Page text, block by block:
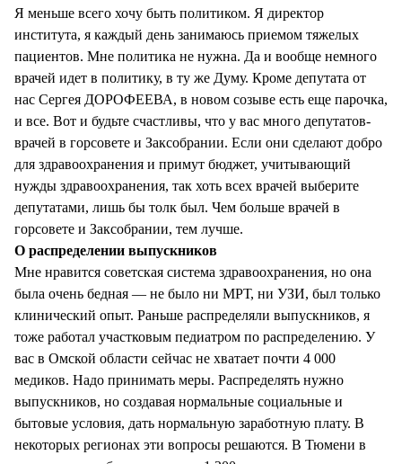
Я меньше всего хочу быть политиком. Я директор
института, я каждый день занимаюсь приемом тяжелых
пациентов. Мне политика не нужна. Да и вообще немного
врачей идет в политику, в ту же Думу. Кроме депутата от
нас Сергея ДОРОФЕЕВА, в новом созыве есть еще парочка,
и все. Вот и будьте счастливы, что у вас много депутатов-
врачей в горсовете и Заксобрании. Если они сделают добро
для здравоохранения и примут бюджет, учитывающий
нужды здравоохранения, так хоть всех врачей выберите
депутатами, лишь бы толк был. Чем больше врачей в
горсовете и Заксобрании, тем лучше.
О распределении выпускников
Мне нравится советская система здравоохранения, но она
была очень бедная — не было ни МРТ, ни УЗИ, был только
клинический опыт. Раньше распределяли выпускников, я
тоже работал участковым педиатром по распределению. У
вас в Омской области сейчас не хватает почти 4 000
медиков. Надо принимать меры. Распределять нужно
выпускников, но создавая нормальные социальные и
бытовые условия, дать нормальную заработную плату. В
некоторых регионах эти вопросы решаются. В Тюмени в